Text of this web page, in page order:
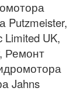
Putzmeister,
UK,
Ремонт
Jahns